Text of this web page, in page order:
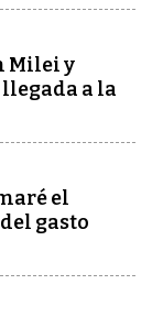
Milei y
a la
el
gasto